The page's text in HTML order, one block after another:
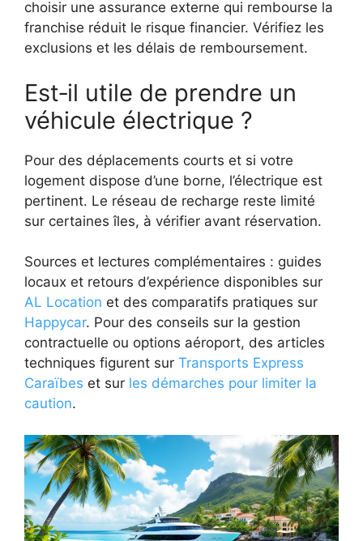
choisir une assurance externe qui rembourse la
franchise réduit le risque financier. Vérifiez les
exclusions et les délais de remboursement.
Est‑il utile de prendre un
véhicule électrique ?
Pour des déplacements courts et si votre
logement dispose d’une borne, l’électrique est
pertinent. Le réseau de recharge reste limité
sur certaines îles, à vérifier avant réservation.
Sources et lectures complémentaires : guides
locaux et retours d’expérience disponibles sur
AL Location et des comparatifs pratiques sur
Happycar. Pour des conseils sur la gestion
contractuelle ou options aéroport, des articles
techniques figurent sur Transports Express
Caraïbes et sur les démarches pour limiter la
caution.